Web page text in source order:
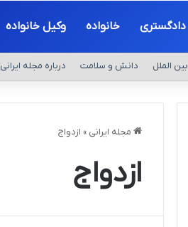
دادگستری خانواده وکیل خانواده
بین الملل دانش و سلامت درباره مجله ایرانی
مجله ایرانی » ازدواج
ازدواج